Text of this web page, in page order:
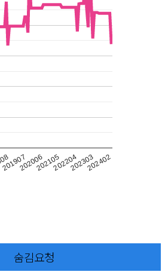
201907202006202105202204202303202402
숨김요청